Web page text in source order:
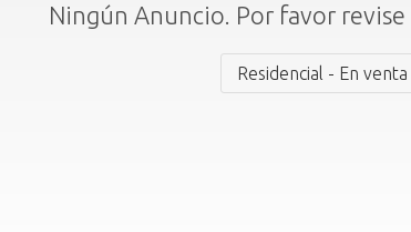
Ningún Anuncio. Por favor
Residencial - En venta